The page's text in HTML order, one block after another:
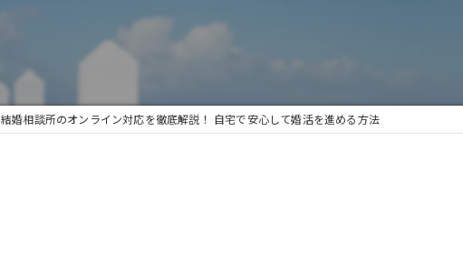
結婚相談所のオンライン対応を徹底解説！ 自宅で安心して婚活を進める方法